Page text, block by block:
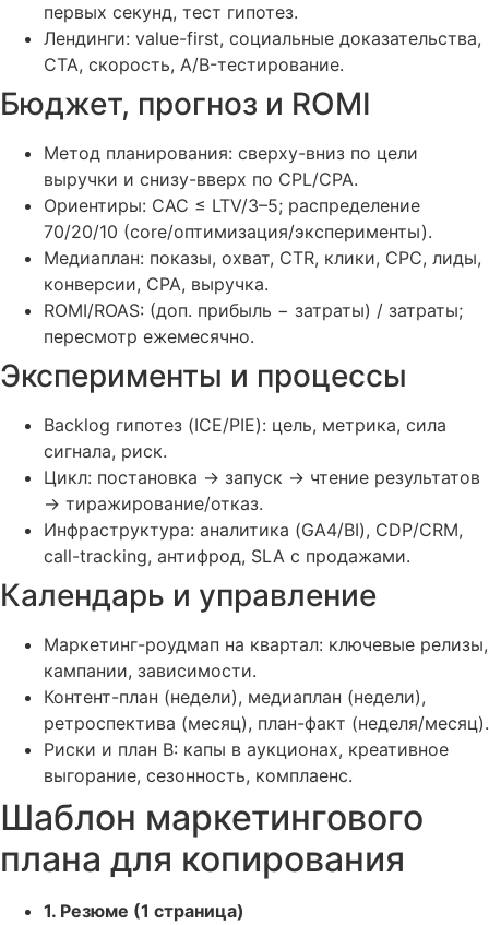
первых секунд, тест гипотез.
Лендинги: value-first, социальные доказательства,
CTA, скорость, A/B-тестирование.
Бюджет, прогноз и ROMI
Метод планирования: сверху-вниз по цели
выручки и снизу-вверх по CPL/CPA.
Ориентиры: CAC ≤ LTV/3–5; распределение
70/20/10 (core/оптимизация/эксперименты).
Медиаплан: показы, охват, CTR, клики, CPC, лиды,
конверсии, CPA, выручка.
ROMI/ROAS: (доп. прибыль − затраты) / затраты;
пересмотр ежемесячно.
Эксперименты и процессы
Backlog гипотез (ICE/PIE): цель, метрика, сила
сигнала, риск.
Цикл: постановка → запуск → чтение результатов
→ тиражирование/отказ.
Инфраструктура: аналитика (GA4/BI), CDP/CRM,
call-tracking, антифрод, SLA с продажами.
Календарь и управление
Маркетинг-роудмап на квартал: ключевые релизы,
кампании, зависимости.
Контент-план (недели), медиаплан (недели),
ретроспектива (месяц), план-факт (неделя/месяц).
Риски и план B: капы в аукционах, креативное
выгорание, сезонность, комплаенс.
Шаблон маркетингового
плана для копирования
1. Резюме (1 страница)